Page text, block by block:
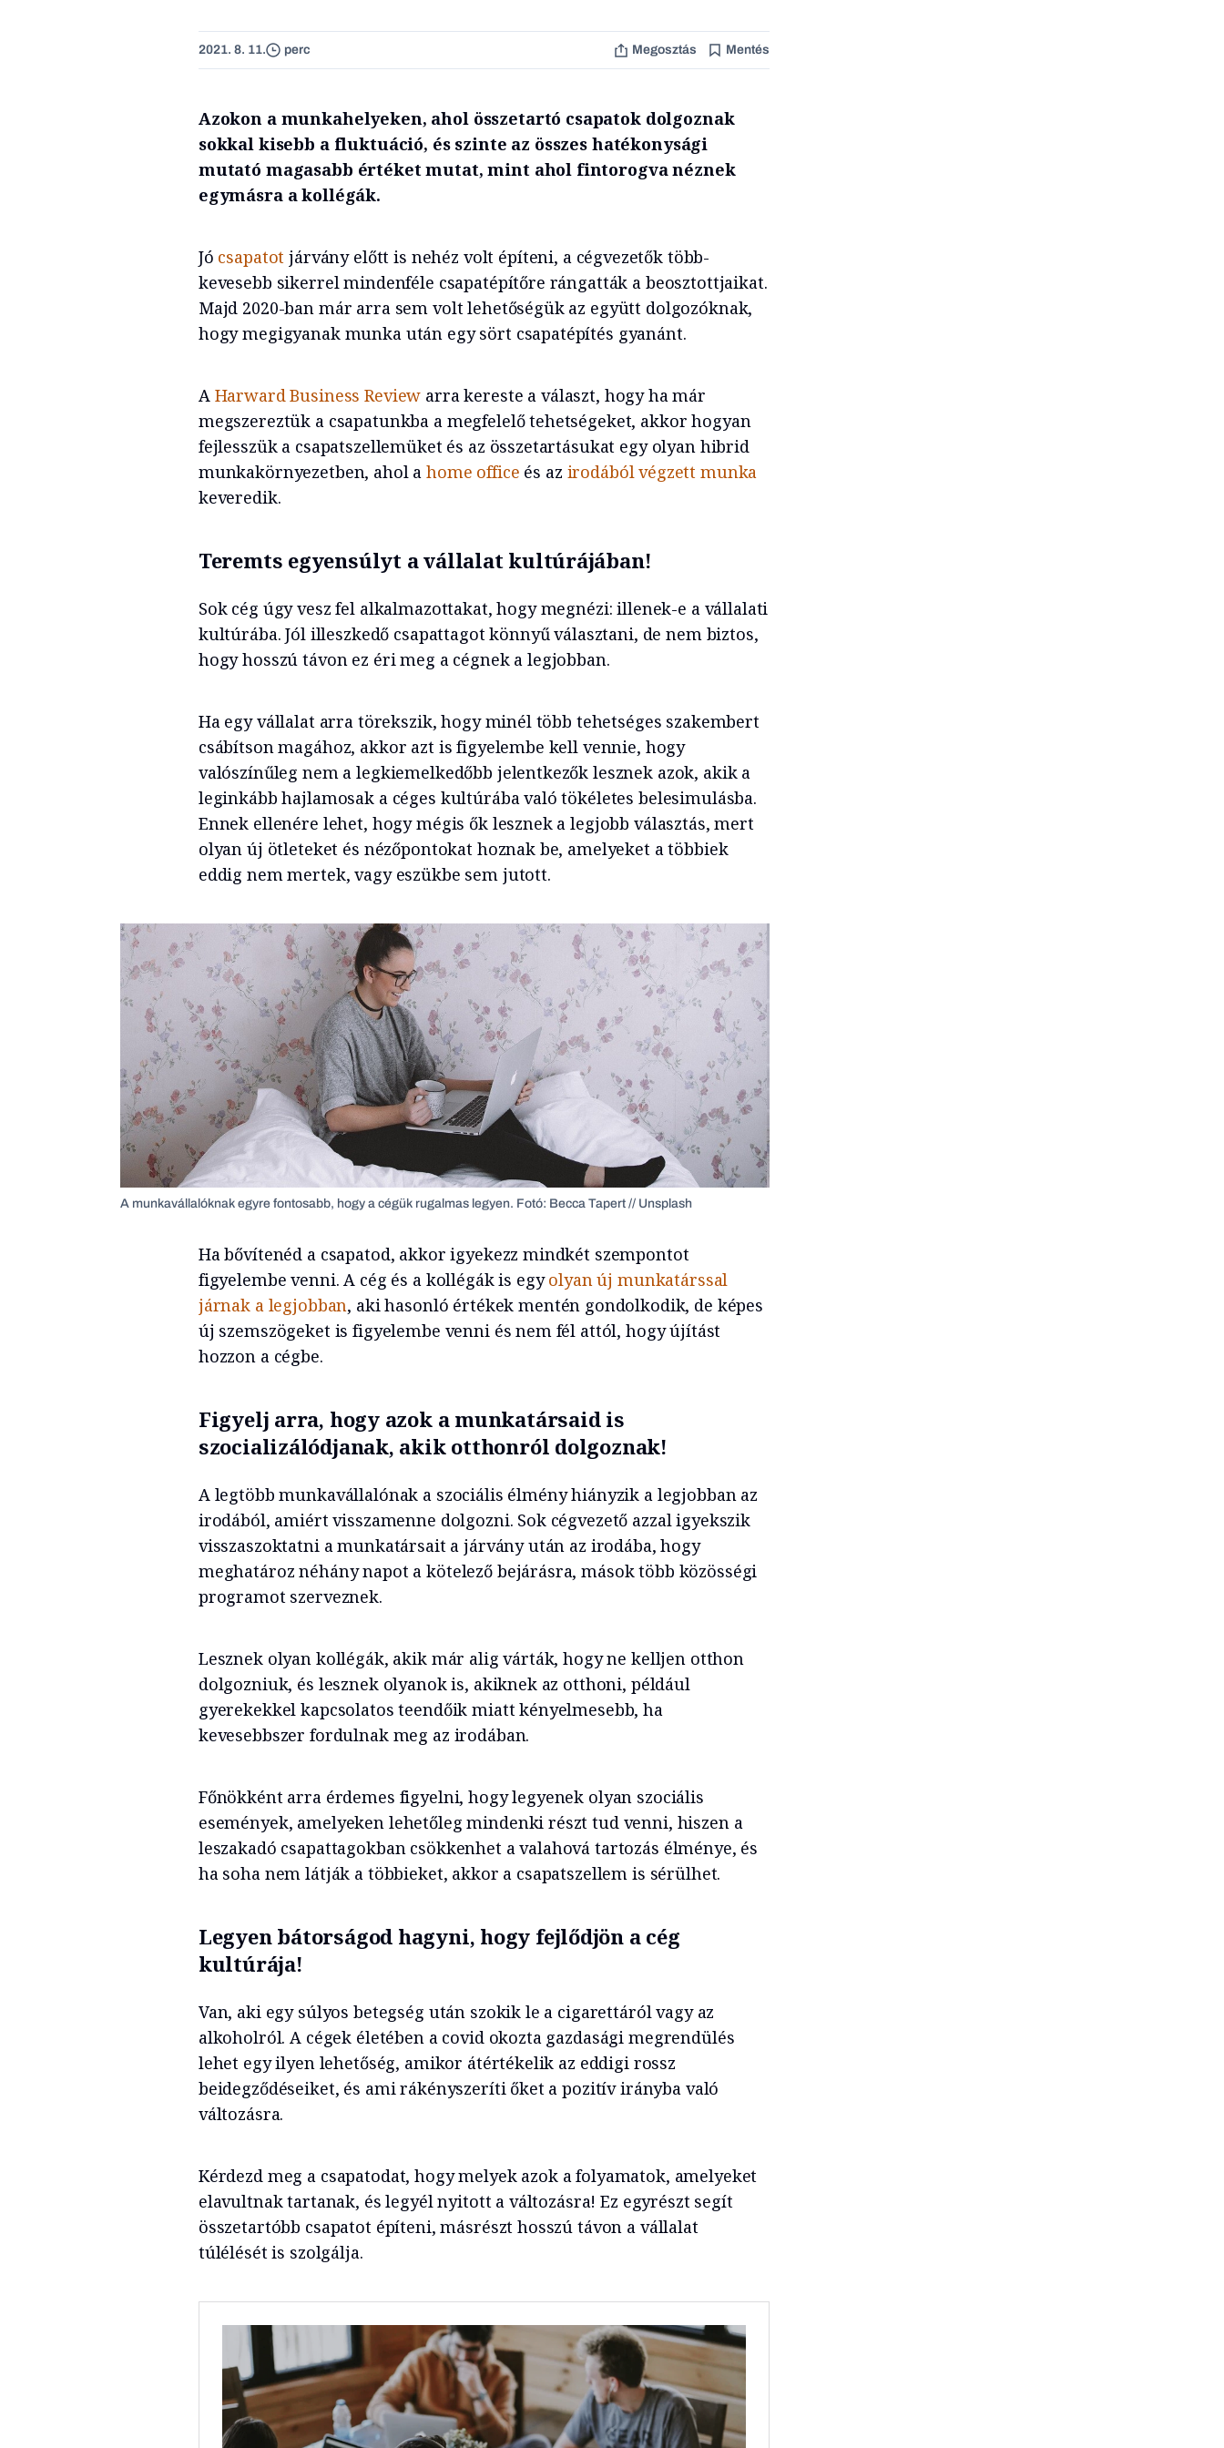
2021. 8. 11. perc Megosztás Mentés
Azokon a munkahelyeken, ahol összetartó csapatok dolgoznak
sokkal kisebb a fluktuáció, és szinte az összes hatékonysági
mutató magasabb értéket mutat, mint ahol fintorogva néznek
egymásra a kollégák.
Jó csapatot járvány előtt is nehéz volt építeni, a cégvezetők több-
kevesebb sikerrel mindenféle csapatépítőre rángatták a beosztottjaikat.
Majd 2020-ban már arra sem volt lehetőségük az együtt dolgozóknak,
hogy megigyanak munka után egy sört csapatépítés gyanánt.
A Harward Business Review arra kereste a választ, hogy ha már
megszereztük a csapatunkba a megfelelő tehetségeket, akkor hogyan
fejlesszük a csapatszellemüket és az összetartásukat egy olyan hibrid
munkakörnyezetben, ahol ahome office és az irodából végzett munka
keveredik.
Teremts egyensúlyt a vállalat kultúrájában!
Sok cég úgy vesz fel alkalmazottakat, hogy megnézi: illenek-e a vállalati
kultúrába. Jól illeszkedő csapattagot könnyű választani, de nem biztos,
hogy hosszú távon ez éri meg a cégnek a legjobban.
Ha egy vállalat arra törekszik, hogy minél több tehetséges szakembert
csábítson magához, akkor azt is figyelembe kell vennie, hogy
valószínűleg nem a legkiemelkedőbb jelentkezők lesznek azok, akik a
leginkább hajlamosak a céges kultúrába való tökéletes belesimulásba.
Ennek ellenére lehet, hogy mégis ők lesznek a legjobb választás, mert
olyan új ötleteket és nézőpontokat hoznak be, amelyeket a többiek
eddig nem mertek, vagy eszükbe sem jutott.
A munkavállalóknak egyre fontosabb, hogy a cégük rugalmas legyen. Fotó: Becca Tapert // Unsplash
Ha bővítenéd a csapatod, akkor igyekezz mindkét szempontot
figyelembe venni. A cég és a kollégák is egyolyan új munkatárssal
járnak a legjobban, aki hasonló értékek mentén gondolkodik, de képes
új szemszögeket is figyelembe venni és nem fél attól, hogy újítást
hozzon a cégbe.
Figyelj arra, hogy azok a munkatársaid is
szocializálódjanak, akik otthonról dolgoznak!
A legtöbb munkavállalónak a szociális élmény hiányzik a legjobban az
irodából, amiért visszamenne dolgozni. Sok cégvezető azzal igyekszik
visszaszoktatni a munkatársait a járvány után az irodába, hogy
meghatároz néhány napot a kötelező bejárásra, mások több közösségi
programot szerveznek.
Lesznek olyan kollégák, akik már alig várták, hogy ne kelljen otthon
dolgozniuk, és lesznek olyanok is, akiknek az otthoni, például
gyerekekkel kapcsolatos teendőik miatt kényelmesebb, ha
kevesebbszer fordulnak meg az irodában.
Főnökként arra érdemes figyelni, hogy legyenek olyan szociális
események, amelyeken lehetőleg mindenki részt tud venni, hiszen a
leszakadó csapattagokban csökkenhet a valahová tartozás élménye, és
ha soha nem látják a többieket, akkor a csapatszellem is sérülhet.
Legyen bátorságod hagyni, hogy fejlődjön a cég
kultúrája!
Van, aki egy súlyos betegség után szokik le a cigarettáról vagy az
alkoholról. A cégek életében a covid okozta gazdasági megrendülés
lehet egy ilyen lehetőség, amikor átértékelik az eddigi rossz
beidegződéseiket, és ami rákényszeríti őket a pozitív irányba való
változásra.
Kérdezd meg a csapatodat, hogy melyek azok a folyamatok, amelyeket
elavultnak tartanak, és legyél nyitott a változásra! Ez egyrészt segít
összetartóbb csapatot építeni, másrészt hosszú távon a vállalat
túlélését is szolgálja.